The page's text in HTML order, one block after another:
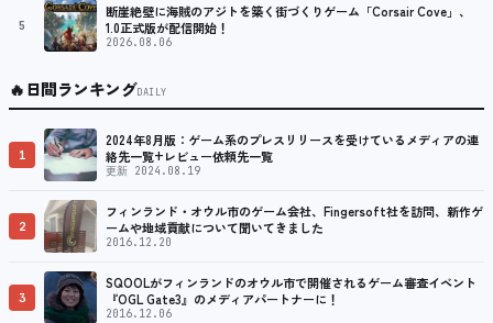
5
断崖絶壁に海賊のアジトを築く街づくりゲーム「Corsair Cove」、
1.0正式版が配信開始！
2026.08.06
🔥日間ランキングDAILY
1
2024年8月版：ゲーム系のプレスリリースを受けているメディアの連
絡先一覧+レビュー依頼先一覧
更新 2024.08.19
2
フィンランド・オウル市のゲーム会社、Fingersoft社を訪問、新作ゲ
ームや地域貢献について聞いてきました
2016.12.20
3
SQOOLがフィンランドのオウル市で開催されるゲーム審査イベント
『OGL Gate3』のメディアパートナーに！
2016.12.06